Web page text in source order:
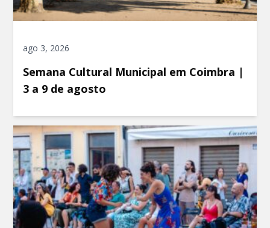
ago 3, 2026
Semana Cultural Municipal em Coimbra |
3 a 9 de agosto